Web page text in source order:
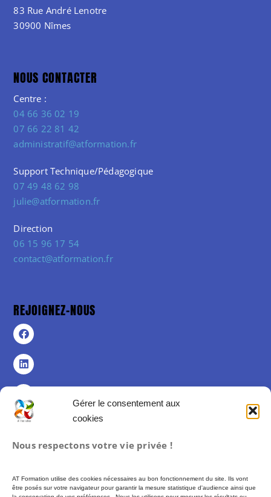
Gérer le consentement aux
cookies
Nous respectons votre vie privée !
AT Formation utilise des cookies nécessaires au bon fonctionnement du site. Ils vont
être posés sur votre navigateur pour garantir la mesure statistique d'audience ainsi que
83 Rue André Lenotre
30900 Nîmes
NOUS CONTACTER
Centre :
04 66 36 02 19
07 66 22 81 42
administratif@atformation.fr
Support Technique/Pédagogique
07 49 48 62 98
julie@atformation.fr
Direction
06 15 96 17 54
contact@atformation.fr
REJOIGNEZ-NOUS
Politique de cookies (UE)
Conditions Générales de Vente